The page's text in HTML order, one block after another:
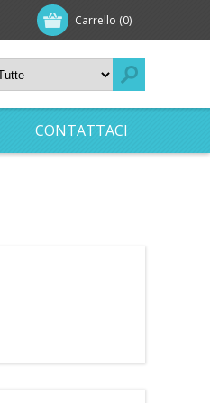
Carrello (0)
CONTATTACI